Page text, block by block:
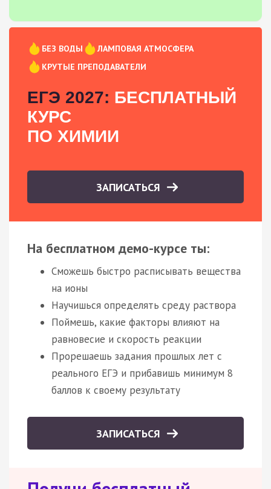
БЕЗ ВОДЫ
ЛАМПОВАЯ АТМОСФЕРА
КРУТЫЕ ПРЕПОДАВАТЕЛИ
ЕГЭ 2027: БЕСПЛАТНЫЙ
КУРС
ПО ХИМИИ
ЗАПИСАТЬСЯ
На бесплатном демо-курсе ты:
Сможешь быстро расписывать вещества
на ионы
Научишься определять среду раствора
Поймешь, какие факторы влияют на
равновесие и скорость реакции
Прорешаешь задания прошлых лет с
реального ЕГЭ и прибавишь минимум 8
баллов к своему результату
ЗАПИСАТЬСЯ